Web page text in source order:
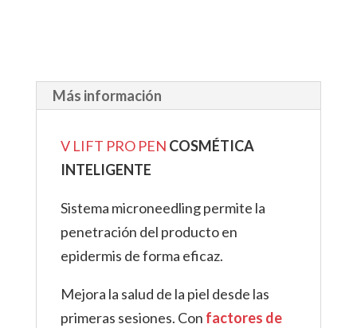
Más información
V LIFT PRO PEN COSMÉTICA
INTELIGENTE
Sistema microneedling permite la
penetración del producto en
epidermis de forma eficaz.
Mejora la salud de la piel desde las
primeras sesiones. Con factores de